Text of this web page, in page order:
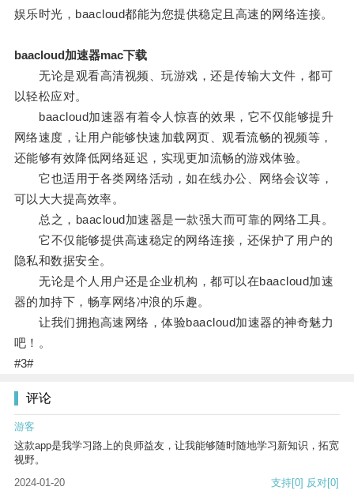
娱乐时光，baacloud都能为您提供稳定且高速的网络连接。
baacloud加速器mac下载
无论是观看高清视频、玩游戏，还是传输大文件，都可
以轻松应对。
baacloud加速器有着令人惊喜的效果，它不仅能够提升
网络速度，让用户能够快速加载网页、观看流畅的视频等，
还能够有效降低网络延迟，实现更加流畅的游戏体验。
它也适用于各类网络活动，如在线办公、网络会议等，
可以大大提高效率。
总之，baacloud加速器是一款强大而可靠的网络工具。
它不仅能够提供高速稳定的网络连接，还保护了用户的
隐私和数据安全。
无论是个人用户还是企业机构，都可以在baacloud加速
器的加持下，畅享网络冲浪的乐趣。
让我们拥抱高速网络，体验baacloud加速器的神奇魅力
吧！。
#3#
评论
游客
这款app是我学习路上的良师益友，让我能够随时随地学习新知识，拓宽
视野。
2024-01-20
支持[0] 反对[0]